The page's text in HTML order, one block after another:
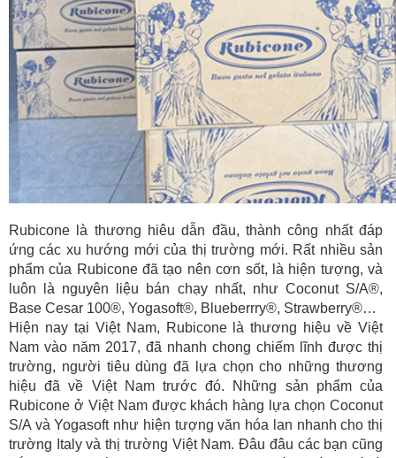
Rubicone là thương hiêu dẫn đầu, thành công nhất đáp
ứng các xu hướng mới của thị trường mới. Rất nhiều sản
phẩm của Rubicone đã tạo nên cơn sốt, là hiện tượng, và
luôn là nguyên liệu bán chạy nhất, như Coconut S/A®,
Base Cesar 100®, Yogasoft®, Blueberrry®, Strawberry®…
Hiện nay tại Việt Nam, Rubicone là thương hiệu về Việt
Nam vào năm 2017, đã nhanh chong chiếm lĩnh được thị
trường, người tiêu dùng đã lựa chọn cho những thương
hiệu đã về Việt Nam trước đó. Những sản phẩm của
Rubicone ở Việt Nam được khách hàng lựa chọn Coconut
S/A và Yogasoft như hiện tượng văn hóa lan nhanh cho thị
trường Italy và thị trường Việt Nam. Đâu đâu các bạn cũng